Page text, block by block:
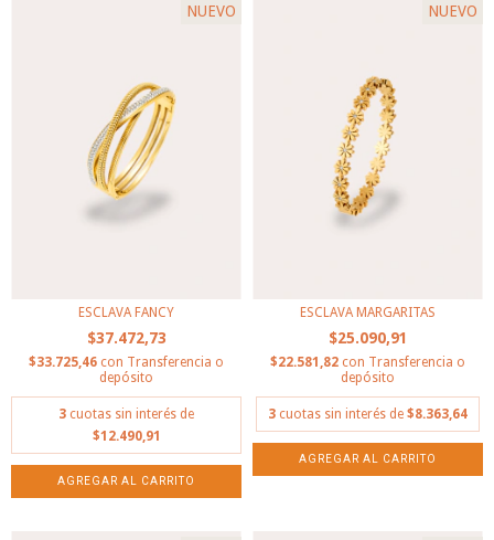
NUEVO
ESCLAVA FANCY
$37.472,73
$33.725,46 con Transferencia o
depósito
3 cuotas sin interés de
$12.490,91
NUEVO
ESCLAVA MARGARITAS
$25.090,91
$22.581,82 con Transferencia o
depósito
3 cuotas sin interés de $8.363,64